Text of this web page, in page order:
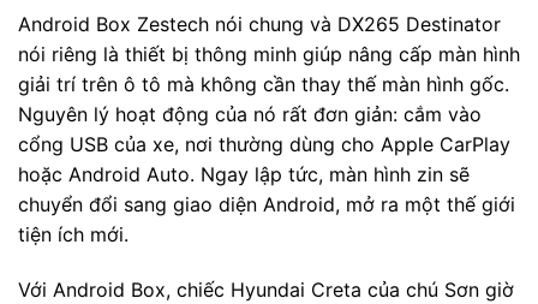
Android Box Zestech nói chung và DX265 Destinator
nói riêng là thiết bị thông minh giúp nâng cấp màn hình
giải trí trên ô tô mà không cần thay thế màn hình gốc.
Nguyên lý hoạt động của nó rất đơn giản: cắm vào
cổng USB của xe, nơi thường dùng cho Apple CarPlay
hoặc Android Auto. Ngay lập tức, màn hình zin sẽ
chuyển đổi sang giao diện Android, mở ra một thế giới
tiện ích mới.
Với Android Box, chiếc Hyundai Creta của chú Sơn giờ